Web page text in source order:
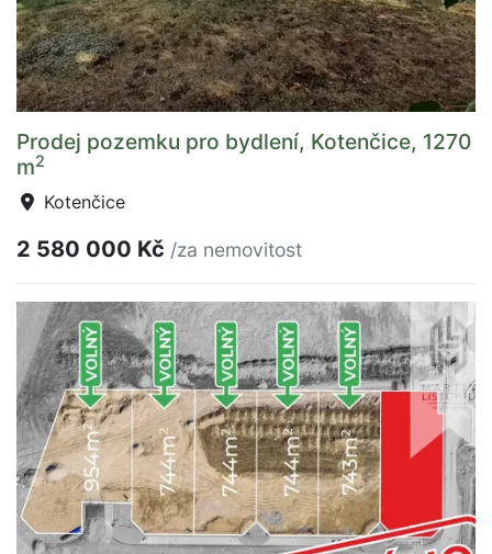
Prodej pozemku pro bydlení, Kotenčice, 1270
m2
Kotenčice
2 580 000 Kč /za nemovitost